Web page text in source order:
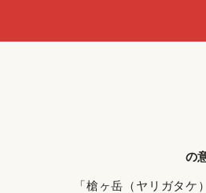
の
「槍ヶ岳（ヤリガタ